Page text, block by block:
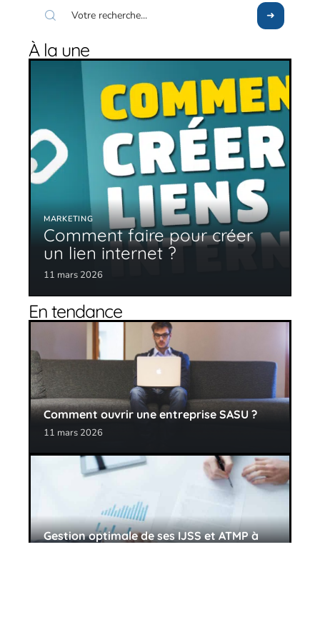
À la une
MARKETING
Comment faire pour créer
un lien internet ?
11 mars 2026
En tendance
Comment ouvrir une entreprise SASU ?
11 mars 2026
Gestion optimale de ses IJSS et ATMP à
l’aide d’un logiciel